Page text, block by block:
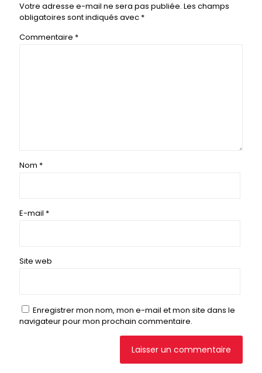
Votre adresse e-mail ne sera pas publiée. Les champs
obligatoires sont indiqués avec *
Commentaire *
Nom *
E-mail *
Site web
Enregistrer mon nom, mon e-mail et mon site dans le
navigateur pour mon prochain commentaire.